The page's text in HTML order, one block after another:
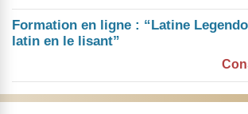
Formation en ligne : “Latine
latin en le lisant”